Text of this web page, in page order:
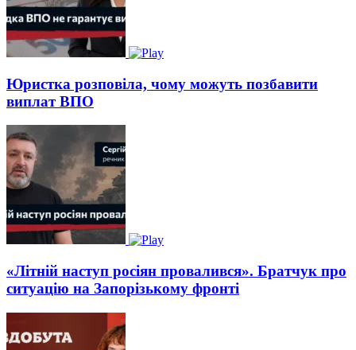
Юристка розповіла, чому можуть позбавити
виплат ВПО
«Літній наступ росіян провалився». Братчук про
ситуацію на Запорізькому фронті